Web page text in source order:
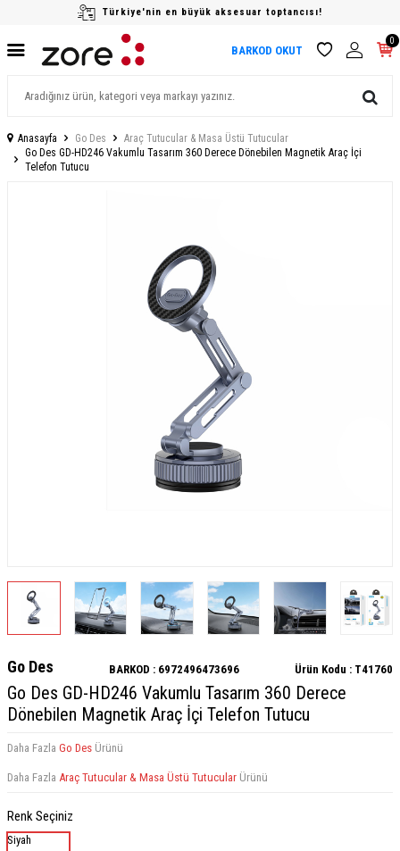
Türkiye'nin en büyük aksesuar toptancısı!
BARKOD OKUT
0
Anasayfa Go Des
Araç Tutucular & Masa Üstü Tutucular
Go Des GD-HD246 Vakumlu Tasarım 360 Derece Dönebilen Magnetik Araç İçi
Telefon Tutucu
Go Des BARKOD : 6972496473696 Ürün Kodu : T41760
Go Des GD-HD246 Vakumlu Tasarım 360 Derece
Dönebilen Magnetik Araç İçi Telefon Tutucu
Daha Fazla Go Des Ürünü
Daha Fazla Araç Tutucular & Masa Üstü Tutucular Ürünü
Renk Seçiniz
Siyah